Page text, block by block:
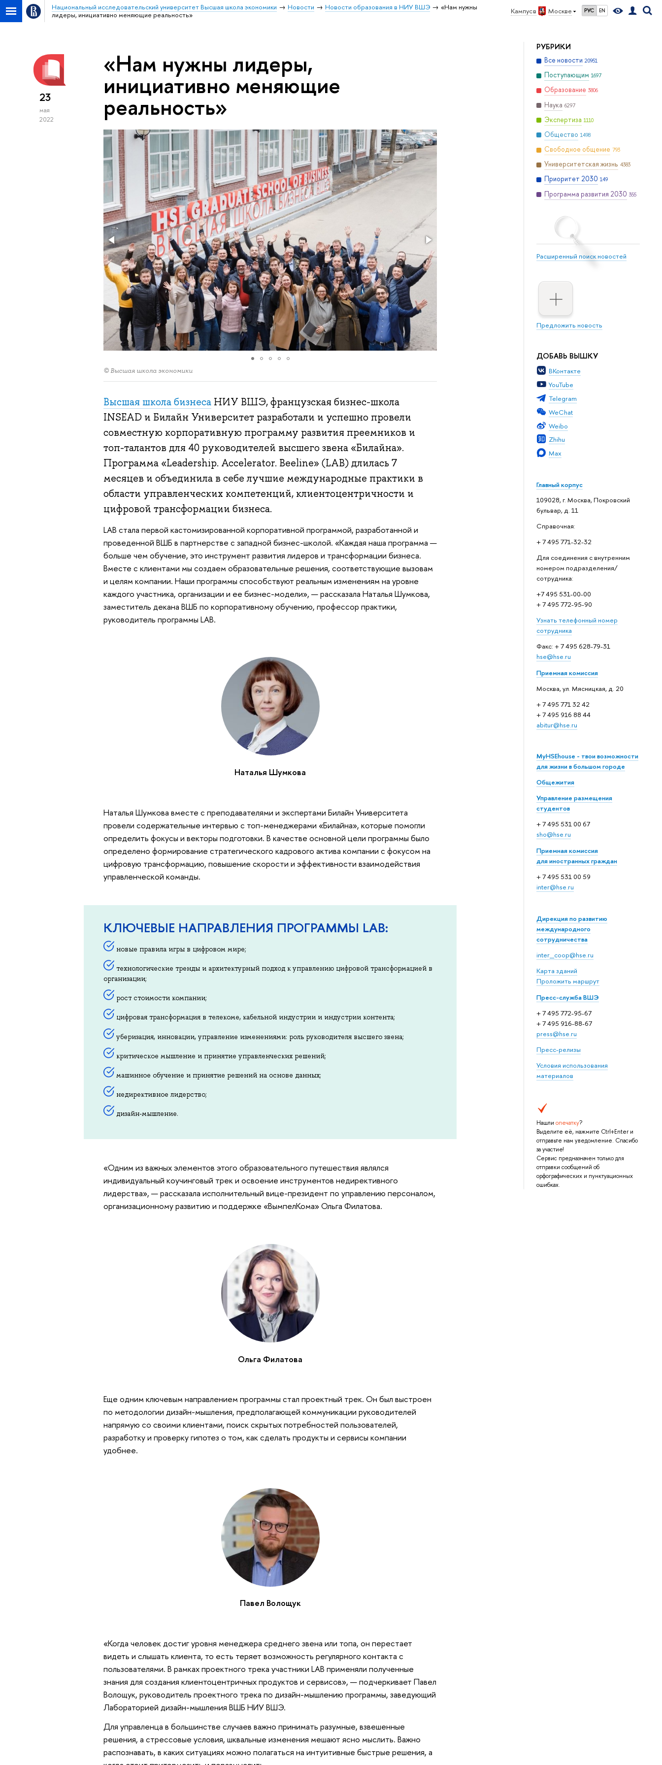
Кампус в Москве РУС EN
Национальный исследовательский университет Высшая школа экономики Новости Новости образования в НИУ ВШЭ
«Нам нужны
лидеры, инициативно меняющие реальность»
РУБРИКИ
Все новости 20951
Поступающим 1697
Образование 3806
Наука 6297
Экспертиза 1110
Общество 1498
Свободное общение 793
Университетская жизнь 4383
Приоритет 2030 149
Программа развития 2030 355
Расширенный поиск новостей
Предложить новость
ДОБАВЬ ВЫШКУ
ВКонтакте
YouTube
Telegram
WeChat
Weibo
Zhihu
Max
Главный корпус
109028, г. Москва, Покровский
бульвар, д. 11
Справочная:
+ 7 495 771-32-32
Для соединения с внутренним
номером подразделения/
сотрудника:
+7 495 531-00-00
+ 7 495 772-95-90
Узнать телефонный номер
сотрудника
Факс: + 7 495 628-79-31
hse@hse.ru
Приемная комиссия
Москва, ул. Мясницкая, д. 20
+ 7 495 771 32 42
+ 7 495 916 88 44
abitur@hse.ru
MyHSEhouse - твои возможности
для жизни в большом городе
Общежития
Управление размещения
студентов
+ 7 495 531 00 67
sho@hse.ru
Приемная комиссия
для иностранных граждан
+ 7 495 531 00 59
inter@hse.ru
Дирекция по развитию
международного
сотрудничества
inter_coop@hse.ru
Карта зданий
Проложить маршрут
Пресс-служба ВШЭ
+ 7 495 772-95-67
+ 7 495 916-88-67
press@hse.ru
Пресс-релизы
Условия использования
материалов
Нашли опечатку?
Выделите её, нажмите Ctrl+Enter и
отправьте нам уведомление. Спасибо
за участие!
Сервис предназначен только для
отправки сообщений об
орфографических и пунктуационных
ошибках.
23
мая
2022
«Нам нужны лидеры,
инициативно меняющие
реальность»
© Высшая школа экономики
Высшая школа бизнесаНИУ ВШЭ, французская бизнес-школа
INSEAD и Билайн Университет разработали и успешно провели
совместную корпоративную программу развития преемников и
топ-талантов для 40 руководителей высшего звена «Билайна».
Программа «Leadership. Accelerator. Beeline» (LAB) длилась 7
месяцев и объединила в себе лучшие международные практики в
области управленческих компетенций, клиентоцентричности и
цифровой трансформации бизнеса.
LAB стала первой кастомизированной корпоративной программой, разработанной и
проведенной ВШБ в партнерстве с западной бизнес-школой. «Каждая наша программа —
больше чем обучение, это инструмент развития лидеров и трансформации бизнеса.
Вместе с клиентами мы создаем образовательные решения, соответствующие вызовам
и целям компании. Наши программы способствуют реальным изменениям на уровне
каждого участника, организации и ее бизнес-модели», — рассказала Наталья Шумкова,
заместитель декана ВШБ по корпоративному обучению, профессор практики,
руководитель программы LAB.
Наталья Шумкова
Наталья Шумкова вместе с преподавателями и экспертами Билайн Университета
провели содержательные интервью с топ-менеджерами «Билайна», которые помогли
определить фокусы и векторы подготовки. В качестве основной цели программы было
определено формирование стратегического кадрового актива компании с фокусом на
цифровую трансформацию, повышение скорости и эффективности взаимодействия
управленческой команды.
КЛЮЧЕВЫЕ НАПРАВЛЕНИЯ ПРОГРАММЫ LAB:
новые правила игры в цифровом мире;
технологические тренды и архитектурный подход к управлению цифровой трансформацией в
организации;
рост стоимости компании;
цифровая трансформация в телекоме, кабельной индустрии и индустрии контента;
уберизация, инновации, управление изменениями: роль руководителя высшего звена;
критическое мышление и принятие управленческих решений;
машинное обучение и принятие решений на основе данных;
недирективное лидерство;
дизайн-мышление.
«Одним из важных элементов этого образовательного путешествия являлся
индивидуальный коучинговый трек и освоение инструментов недирективного
лидерства», — рассказала исполнительный вице-президент по управлению персоналом,
организационному развитию и поддержке «ВымпелКома» Ольга Филатова.
Ольга Филатова
Еще одним ключевым направлением программы стал проектный трек. Он был выстроен
по методологии дизайн-мышления, предполагающей коммуникации руководителей
напрямую со своими клиентами, поиск скрытых потребностей пользователей,
разработку и проверку гипотез о том, как сделать продукты и сервисы компании
удобнее.
Павел Волощук
«Когда человек достиг уровня менеджера среднего звена или топа, он перестает
видеть и слышать клиента, то есть теряет возможность регулярного контакта с
пользователями. В рамках проектного трека участники LAB применяли полученные
знания для создания клиентоцентричных продуктов и сервисов», — подчеркивает Павел
Волощук, руководитель проектного трека по дизайн-мышлению программы, заведующий
Лабораторией дизайн-мышления ВШБ НИУ ВШЭ.
Для управленца в большинстве случаев важно принимать разумные, взвешенные
решения, а стрессовые условия, шквальные изменения мешают ясно мыслить. Важно
распознавать, в каких ситуациях можно полагаться на интуитивные быстрые решения, а